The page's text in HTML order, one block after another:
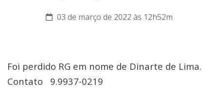
03 de março de 2022 às 12h52m
Foi perdido RG em nome de Dinarte de Lima.
Contato 9.9937-0219